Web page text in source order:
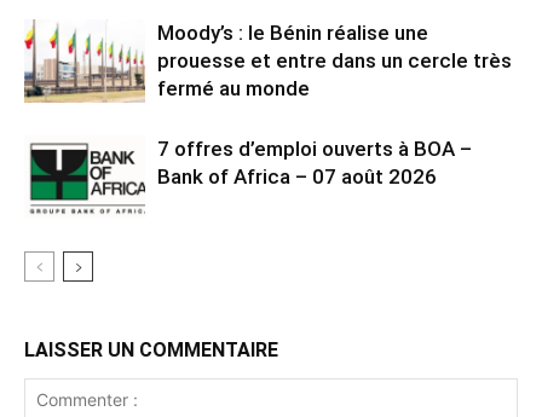
Moody’s : le Bénin réalise une
prouesse et entre dans un cercle très
fermé au monde
7 offres d’emploi ouverts à BOA –
Bank of Africa – 07 août 2026
LAISSER UN COMMENTAIRE